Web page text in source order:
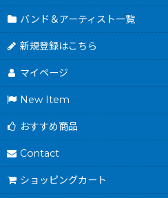
バンド＆アーティスト一覧
新規登録はこちら
マイページ
New Item
おすすめ商品
Contact
ショッピングカート